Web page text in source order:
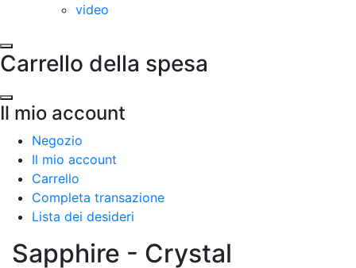
video
Carrello della spesa
Il mio account
Negozio
Il mio account
Carrello
Completa transazione
Lista dei desideri
Sapphire - Crystal